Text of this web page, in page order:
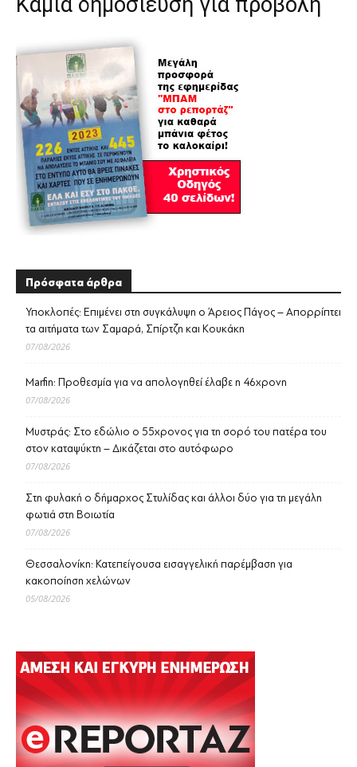
Πρόσφατα άρθρα
Υποκλοπές: Επιμένει στη συγκάλυψη ο Άρειος Πάγος – Απορρίπτει
τα αιτήματα των Σαμαρά, Σπίρτζη και Κουκάκη
07/08/2026
Marfin: Προθεσμία για να απολογηθεί έλαβε η 46χρονη
07/08/2026
Μυστράς: Στο εδώλιο ο 55χρονος για τη σορό του πατέρα του
στον καταψύκτη – Δικάζεται στο αυτόφωρο
07/08/2026
Στη φυλακή ο δήμαρχος Στυλίδας και άλλοι δύο για τη μεγάλη
φωτιά στη Βοιωτία
07/08/2026
Θεσσαλονίκη: Κατεπείγουσα εισαγγελική παρέμβαση για
κακοποίηση χελώνων
05/08/2026